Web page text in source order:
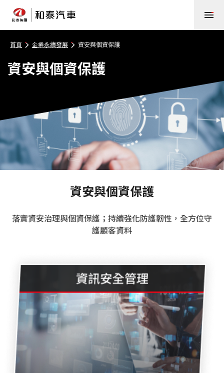
首頁 企業永續發展 資安與個資保護
資安與個資保護
資安與個資保護
落實資安治理與個資保護；持續強化防護韌性，全方位守
護顧客資料